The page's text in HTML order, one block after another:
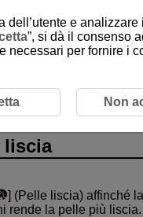
liscia
] (Pelle liscia) affinché
rende la pelle più liscia.
e
”, si dà il consenso
per fornire i
Non